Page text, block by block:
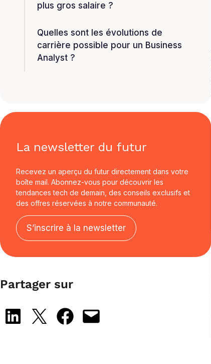
plus gros salaire ?
Quelles sont les évolutions de
carrière possible pour un Business
Analyst ?
La newsletter du futur
Recevez un aperçu du futur directement dans votre
boîte mail. Abonnez-vous pour découvrir les
tendances tech de demain, des conseils exclusifs et
des offres réservées à notre communauté.
S’inscrire à la newsletter
Partager sur
Share on LinkedIn
Share on X Share on Facebook
Email this Page